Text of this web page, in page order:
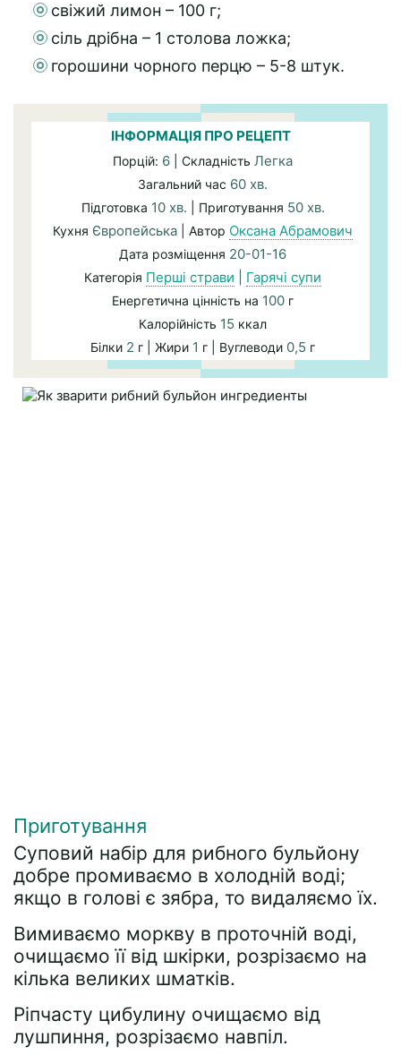
свіжий лимон – 100 г;
сіль дрібна – 1 столова ложка;
горошини чорного перцю – 5-8 штук.
ІНФОРМАЦІЯ ПРО РЕЦЕПТ
Порцій: 6 | Складність Легка
Загальний час 60 хв.
Підготовка 10 хв. | Приготування 50 хв.
Кухня Європейська | Автор Оксана Абрамович
Дата розміщення 20-01-16
Категорія Перші страви Гарячі супи
Енергетична цінність на 100 г
Калорійність 15 ккал
Білки 2 г | Жири 1 г | Вуглеводи 0,5 г
Приготування
Суповий набір для рибного бульйону
добре промиваємо в холодній воді;
якщо в голові є зябра, то видаляємо їх.
Вимиваємо моркву в проточній воді,
очищаємо її від шкірки, розрізаємо на
кілька великих шматків.
Ріпчасту цибулину очищаємо від
лушпиння, розрізаємо навпіл.